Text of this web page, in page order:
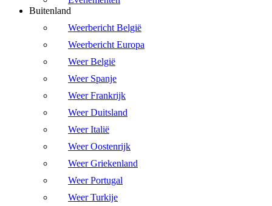
Buitenland
Weerbericht België
Weerbericht Europa
Weer België
Weer Spanje
Weer Frankrijk
Weer Duitsland
Weer Italië
Weer Oostenrijk
Weer Griekenland
Weer Portugal
Weer Turkije